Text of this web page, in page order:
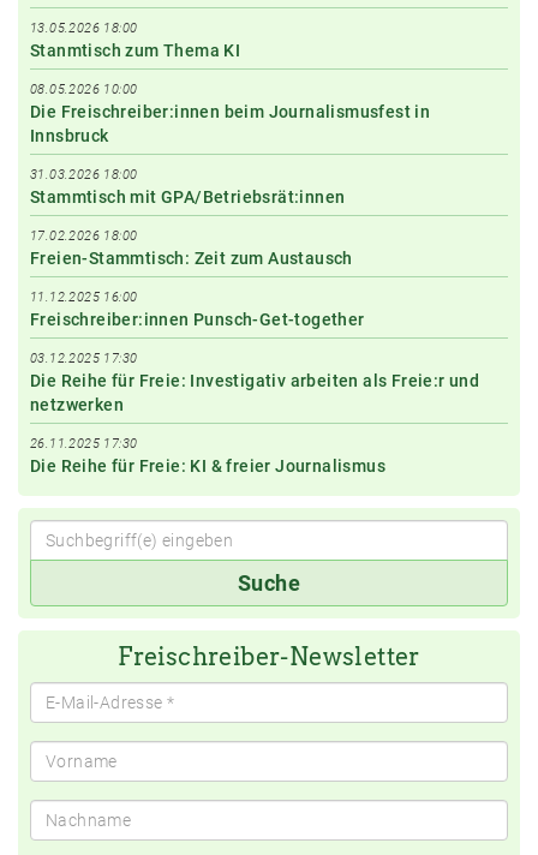
13.05.2026 18:00
Stanmtisch zum Thema KI
08.05.2026 10:00
Die Freischreiber:innen beim Journalismusfest in
Innsbruck
31.03.2026 18:00
Stammtisch mit GPA/Betriebsrät:innen
17.02.2026 18:00
Freien-Stammtisch: Zeit zum Austausch
11.12.2025 16:00
Freischreiber:innen Punsch-Get-together
03.12.2025 17:30
Die Reihe für Freie: Investigativ arbeiten als Freie:r und
netzwerken
26.11.2025 17:30
Die Reihe für Freie: KI & freier Journalismus
Suche
Freischreiber-Newsletter